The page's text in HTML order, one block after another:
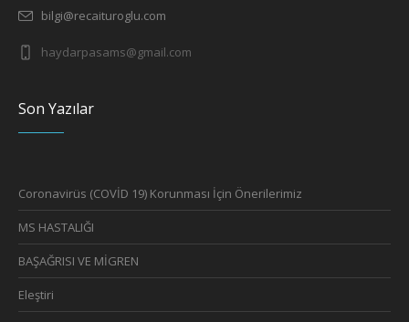
bilgi@recaituroglu.com
haydarpasams@gmail.com
Son Yazılar
Coronavirüs (COVİD 19) Korunması İçin Önerilerimiz
MS HASTALIĞI
BAŞAĞRISI VE MİGREN
Eleştiri